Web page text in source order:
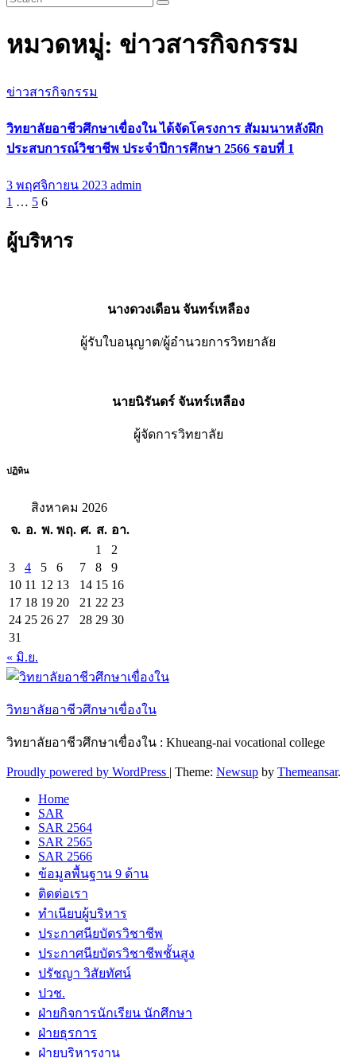
หมวดหมู่: ข่าวสารกิจกรรม
ข่าวสารกิจกรรม
วิทยาลัยอาชีวศึกษาเขื่องใน ได้จัดโครงการ สัมมนาหลังฝึก
ประสบการณ์วิชาชีพ ประจำปีการศึกษา 2566 รอบที่ 1
3 พฤศจิกายน 2023 admin
Posts
pagination
1 … 5 6
ผู้บริหาร
นางดวงเดือน จันทร์เหลือง
ผู้รับใบอนุญาต/ผู้อำนวยการวิทยาลัย
นายนิรันดร์ จันทร์เหลือง
ผู้จัดการวิทยาลัย
ปฏิทิน
สิงหาคม 2026
จ. อ. พ. พฤ. ศ. ส. อา.
1
2
3
4 5 6 7 8
9
10 11 12 13 14 15 16
17 18 19 20 21 22 23
24 25 26 27 28 29 30
31
« มิ.ย.
วิทยาลัยอาชีวศึกษาเขื่องใน
วิทยาลัยอาชีวศึกษาเขื่องใน : Khueang-nai vocational college
Proudly powered by WordPress | Theme: Newsup by Themeansar.
Home
SAR
SAR 2564
SAR 2565
SAR 2566
ข้อมูลพื้นฐาน 9 ด้าน
ติดต่อเรา
ทำเนียบผู้บริหาร
ประกาศนียบัตรวิชาชีพ
ประกาศนียบัตรวิชาชีพชั้นสูง
ปรัชญา วิสัยทัศน์
ปวช.
ฝ่ายกิจการนักเรียน นักศึกษา
ฝ่ายธุรการ
ฝ่ายบริหารงาน